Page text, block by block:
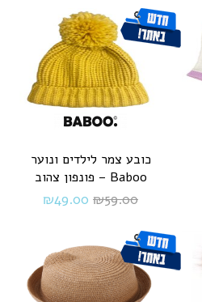
כובע צמר לילדים ונוער
Baboo – פונפון צהוב
₪59.00
₪49.00